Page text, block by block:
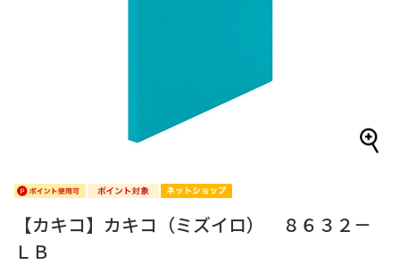
【カキコ】カキコ（ミズイロ） ８６３２－
ＬＢ